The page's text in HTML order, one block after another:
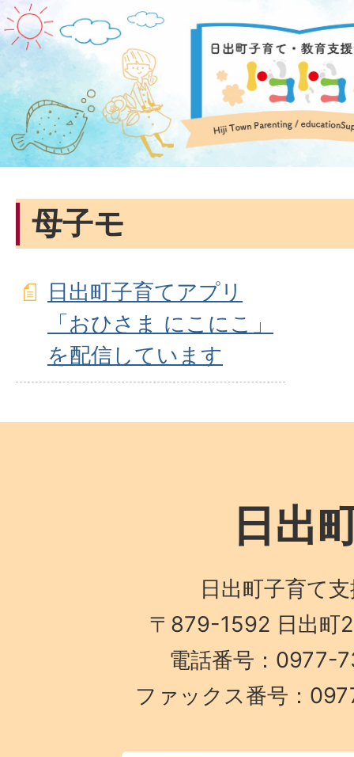
母子モ
日出町子育てアプリ
「おひさま にこにこ」
を配信しています
日出
日出町子育て
〒879-1592 日出町
電話番号：0977-
ファックス番号：